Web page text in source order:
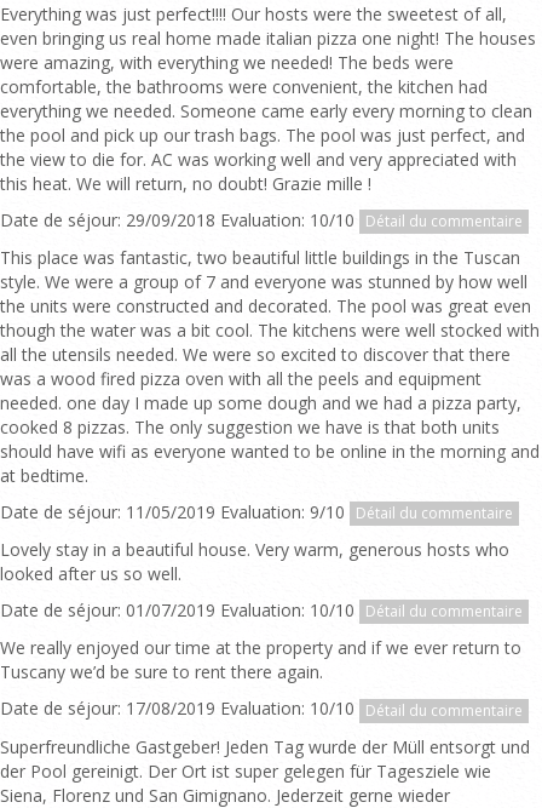
Everything was just perfect!!!! Our hosts were the sweetest of all,
even bringing us real home made italian pizza one night! The houses
were amazing, with everything we needed! The beds were
comfortable, the bathrooms were convenient, the kitchen had
everything we needed. Someone came early every morning to clean
the pool and pick up our trash bags. The pool was just perfect, and
the view to die for. AC was working well and very appreciated with
this heat. We will return, no doubt! Grazie mille !
Date de séjour: 29/09/2018 Evaluation: 10/10
Détail du commentaire
This place was fantastic, two beautiful little buildings in the Tuscan
style. We were a group of 7 and everyone was stunned by how well
the units were constructed and decorated. The pool was great even
though the water was a bit cool. The kitchens were well stocked with
all the utensils needed. We were so excited to discover that there
was a wood fired pizza oven with all the peels and equipment
needed. one day I made up some dough and we had a pizza party,
cooked 8 pizzas. The only suggestion we have is that both units
should have wifi as everyone wanted to be online in the morning and
at bedtime.
Date de séjour: 11/05/2019 Evaluation: 9/10
Détail du commentaire
Lovely stay in a beautiful house. Very warm, generous hosts who
looked after us so well.
Date de séjour: 01/07/2019 Evaluation: 10/10
Détail du commentaire
We really enjoyed our time at the property and if we ever return to
Tuscany we’d be sure to rent there again.
Date de séjour: 17/08/2019 Evaluation: 10/10
Détail du commentaire
Superfreundliche Gastgeber! Jeden Tag wurde der Müll entsorgt und
der Pool gereinigt. Der Ort ist super gelegen für Tagesziele wie
Siena, Florenz und San Gimignano. Jederzeit gerne wieder